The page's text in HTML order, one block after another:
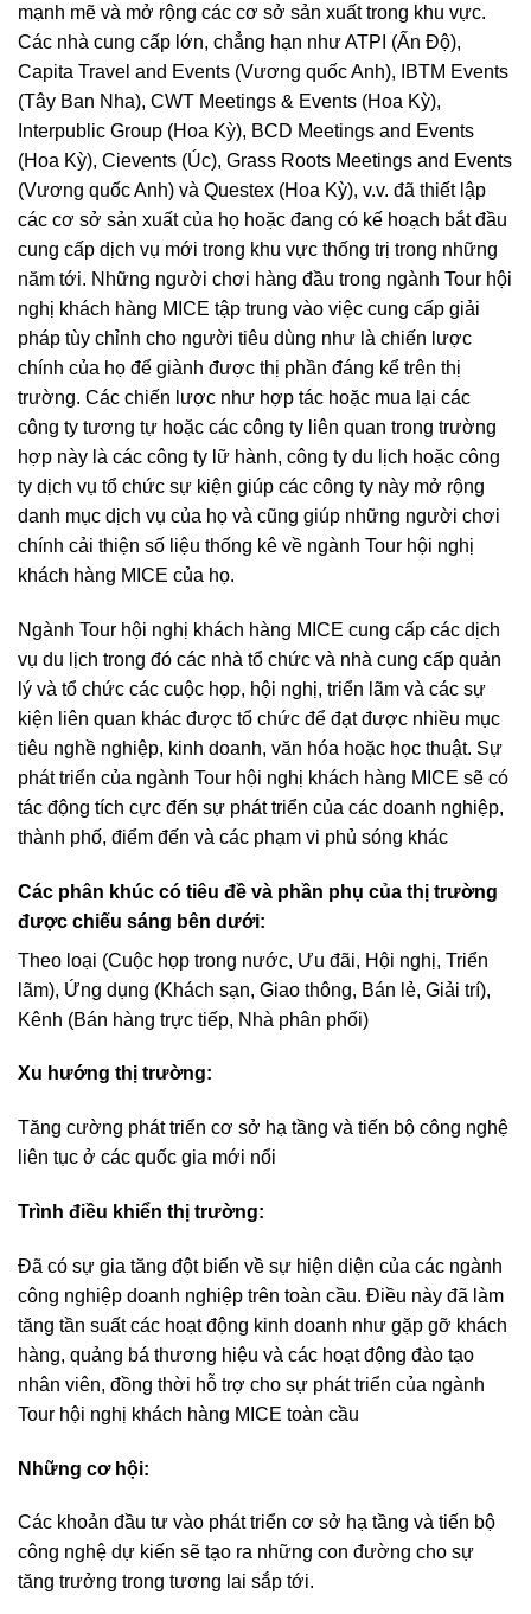
mạnh mẽ và mở rộng các cơ sở sản xuất trong khu vực.
Các nhà cung cấp lớn, chẳng hạn như ATPI (Ấn Độ),
Capita Travel and Events (Vương quốc Anh), IBTM Events
(Tây Ban Nha), CWT Meetings & Events (Hoa Kỳ),
Interpublic Group (Hoa Kỳ), BCD Meetings and Events
(Hoa Kỳ), Cievents (Úc), Grass Roots Meetings and Events
(Vương quốc Anh) và Questex (Hoa Kỳ), v.v. đã thiết lập
các cơ sở sản xuất của họ hoặc đang có kế hoạch bắt đầu
cung cấp dịch vụ mới trong khu vực thống trị trong những
năm tới. Những người chơi hàng đầu trong ngành Tour hội
nghị khách hàng MICE tập trung vào việc cung cấp giải
pháp tùy chỉnh cho người tiêu dùng như là chiến lược
chính của họ để giành được thị phần đáng kể trên thị
trường. Các chiến lược như hợp tác hoặc mua lại các
công ty tương tự hoặc các công ty liên quan trong trường
hợp này là các công ty lữ hành, công ty du lịch hoặc công
ty dịch vụ tổ chức sự kiện giúp các công ty này mở rộng
danh mục dịch vụ của họ và cũng giúp những người chơi
chính cải thiện số liệu thống kê về ngành Tour hội nghị
khách hàng MICE của họ.
Ngành Tour hội nghị khách hàng MICE cung cấp các dịch
vụ du lịch trong đó các nhà tổ chức và nhà cung cấp quản
lý và tổ chức các cuộc họp, hội nghị, triển lãm và các sự
kiện liên quan khác được tổ chức để đạt được nhiều mục
tiêu nghề nghiệp, kinh doanh, văn hóa hoặc học thuật. Sự
phát triển của ngành Tour hội nghị khách hàng MICE sẽ có
tác động tích cực đến sự phát triển của các doanh nghiệp,
thành phố, điểm đến và các phạm vi phủ sóng khác
Các phân khúc có tiêu đề và phần phụ của thị trường
được chiếu sáng bên dưới:
Theo loại (Cuộc họp trong nước, Ưu đãi, Hội nghị, Triển
lãm), Ứng dụng (Khách sạn, Giao thông, Bán lẻ, Giải trí),
Kênh (Bán hàng trực tiếp, Nhà phân phối)
Xu hướng thị trường:
Tăng cường phát triển cơ sở hạ tầng và tiến bộ công nghệ
liên tục ở các quốc gia mới nổi
Trình điều khiển thị trường:
Đã có sự gia tăng đột biến về sự hiện diện của các ngành
công nghiệp doanh nghiệp trên toàn cầu. Điều này đã làm
tăng tần suất các hoạt động kinh doanh như gặp gỡ khách
hàng, quảng bá thương hiệu và các hoạt động đào tạo
nhân viên, đồng thời hỗ trợ cho sự phát triển của ngành
Tour hội nghị khách hàng MICE toàn cầu
Những cơ hội:
Các khoản đầu tư vào phát triển cơ sở hạ tầng và tiến bộ
công nghệ dự kiến sẽ tạo ra những con đường cho sự
tăng trưởng trong tương lai sắp tới.